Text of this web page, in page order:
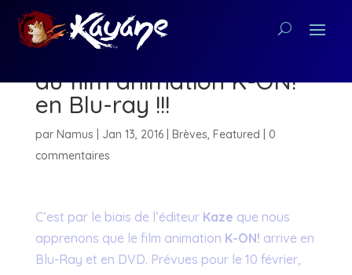
Kaze annonce la sortie
du film animation K-ON!
en Blu-ray !!!
par Namus Jan 13, 2016| Brèves, Featured
0
commentaires
C’est par le biais de l’éditeur Kaze que nous
apprenons que le film animation K-ON! arrive en
Blu-Ray et en DVD. Prévues pour le 10 février,